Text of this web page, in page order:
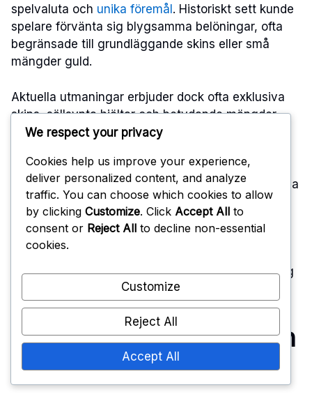
spelvaluta och unika föremål . Historiskt sett kunde
spelare förvänta sig blygsamma belöningar, ofta
begränsade till grundläggande skins eller små
mängder guld.
Aktuella utmaningar erbjuder dock ofta exklusiva
skins, sällsynta hjältar och betydande mängder
spelvaluta, vilket kan förbättra den övergripande
belöningar värda flera tusen guld eller exklusiva
evenemangstema-föremål som inte var tillgängliga
i tidigare evenemang.
Denna förändring i belöningsstrukturen har
potentiella fördelarna överväger den ansträngning
som krävs för att slutföra utmaningarna.
Spelarengagemang och
deltagandetrender
We respect your privacy
Cookies help us improve your experience,
deliver personalized content, and analyze
traffic. You can choose which cookies to allow
by clicking Customize. Click Accept All to
consent or Reject All to decline non-essential
cookies.
Customize
Reject All
Accept All